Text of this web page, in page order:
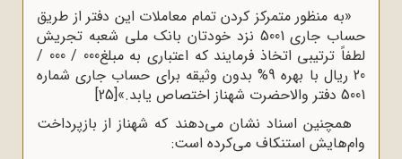
«به منظور متمرکز کردن تمام معاملات این دفتر از طریق
حساب جاری 5001 نزد خودتان بانک ملی شعبه تجریش
لطفاً ترتیبی اتخاذ فرمایند که اعتباری به مبلغ000 / 000 /
20 ریال با بهره 9% بدون وثیقه برای حساب جاری شماره
5001 دفتر والاحضرت شهناز اختصاص یابد.»
[25]
همچنین اسناد نشان می‌‌دهند که شهناز از بازپرداخت
وام‌هایش استنکاف می‌کرده است: